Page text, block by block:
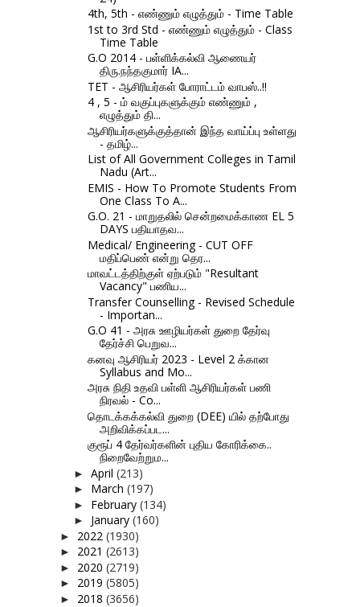
4th, 5th - எண்ணும் எழுத்தும் - Time Table
1st to 3rd Std - எண்ணும் எழுத்தும் - Class
Time Table
G.O 2014 - பள்ளிக்கல்வி ஆணையர்
திரு.நந்தகுமார் IA...
TET - ஆசிரியர்கள் போராட்டம் வாபஸ்..!!
4 , 5 - ம் வகுப்புகளுக்கும் எண்ணும் ,
எழுத்தும் தி...
ஆசிரியர்களுக்குத்தான் இந்த வாய்ப்பு உள்ளது
- தமிழ்...
List of All Government Colleges in Tamil
Nadu (Art...
EMIS - How To Promote Students From
One Class To A...
G.O. 21 - மாறுதலில் சென்றமைக்காண EL 5
DAYS பதியாதவ...
Medical/ Engineering - CUT OFF
மதிப்பெண் என்று தெர...
மாவட்டத்திற்குள் ஏற்படும் "Resultant
Vacancy" பணிய...
Transfer Counselling - Revised Schedule
- Importan...
G.O 41 - அரசு ஊழியர்கள் துறை தேர்வு
தேர்ச்சி பெறுவ...
கனவு ஆசிரியர் 2023 - Level 2 க்கான
Syllabus and Mo...
அரசு நிதி உதவி பள்ளி ஆசிரியர்கள் பணி
நிரவல் - Co...
தொடக்கக்கல்வி துறை (DEE) யில் தற்போது
அறிவிக்கப்பட...
குரூப் 4 தேர்வர்களின் புதிய கோரிக்கை..
நிறைவேற்றும...
► April (213)
► March (197)
► February (134)
► January (160)
► 2022 (1930)
► 2021 (2613)
► 2020 (2719)
► 2019 (5805)
► 2018 (3656)